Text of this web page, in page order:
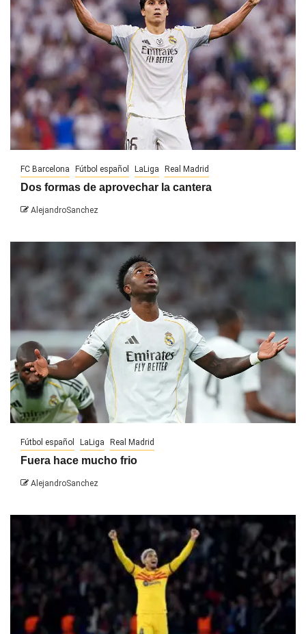
FC Barcelona Fútbol español LaLiga Real Madrid
Dos formas de aprovechar la cantera
AlejandroSanchez
Fútbol español LaLiga Real Madrid
Fuera hace mucho frio
AlejandroSanchez